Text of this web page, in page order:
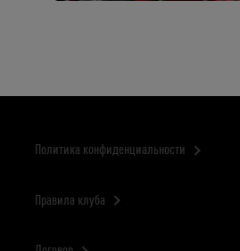
Политика конфиденциальности
Правила клуба